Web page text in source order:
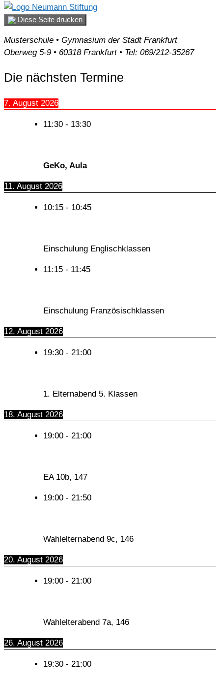
Diese Seite drucken
Musterschule • Gymnasium der Stadt Frankfurt
Oberweg 5-9 • 60318 Frankfurt • Tel: 069/212-35267
Die nächsten Termine
7. August 2026
11:30 - 13:30
GeKo, Aula
11. August 2026
10:15 - 10:45
Einschulung Englischklassen
11:15 - 11:45
Einschulung Französischklassen
12. August 2026
19:30 - 21:00
1. Elternabend 5. Klassen
18. August 2026
19:00 - 21:00
EA 10b, 147
19:00 - 21:50
Wahlelternabend 9c, 146
20. August 2026
19:00 - 21:00
Wahlelterabend 7a, 146
26. August 2026
19:30 - 21:00